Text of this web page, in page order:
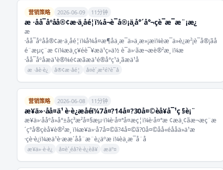
营销策略 2026-06-09 11分钟
æ ·åå¯åºåå®¢æ·ä¸åé¦ï¼å¬è¯å®¡ä¸å°´å°¬çè¯æ¯æ¨¡æ¿
æ
·åå¯åºåå®¢æ·ä¸åé¦ï¼å¾å¤æ¶åä¸æ¯ä»ä¸æ»¡æï¼èæ¯ä»è¿æ²¡è¯å®¡ãå
é¨æµç¨æ ¢ï¼æä¸ç¥éè¯¥æä¹ç»ä½ è¯ä»·ãæ¬æè®²æ¸ ï¼æ
·åå¯åºåæä¹è®¾é¢æãæä¹é®å°ç¹ä¸ãæä¹å
æ ·åè·è¿ å®¢æ·åé¦ å¤è´¸æ²é?è¯å
营销策略 2026-06-08 11分钟
æ¥ä»·åå¤ä¹ è·è¿æåéï¼7å¤?14å¤?30å¤©èå¥å¯¹ç §è¡¨
æ¥ä»·ååºå»å°±åç³æ²å¤§æµ·ï¼è·å¤ªå¤æç¦ï¼è·å¤ªæ ¢æä¸¢ãæ¬æç¨æ
´ç°å®çèå¥è®²æ¸ ï¼æ¥ä»·å7å¤©ã?4å¤©ã?0å¤©åå«éååä»ä¹æ
·çè·è¿ï¼æä¹è·ææ´åå¨æ¨è¿äºæ ï¼èä¸æ¯å¨å
æ¥ä»·è·è¿ å¤è´¸éå?è·è¿èå¥ æäº¤